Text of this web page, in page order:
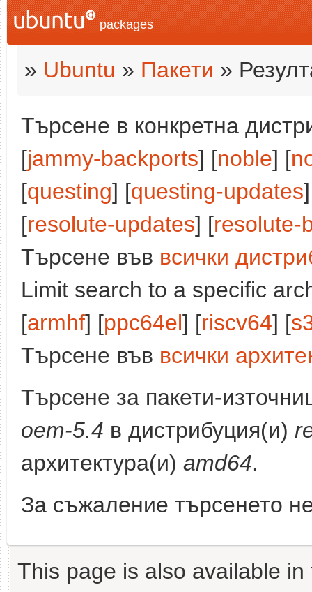
packages
» Ubuntu » Пакети »
Търсене в конкретна
[jammy-backports] [noble] [
[questing] [questing-updates
[resolute-updates] [resolute-
Търсене във всички
Limit search to a specific
[armhf] [ppc64el] [riscv64] [
Търсене във всички
Търсене за пакети-
oem-5.4 в дистрибуция(и)
архитектура(и) amd64.
За съжаление търсенето
This page is also available